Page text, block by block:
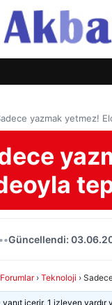
yazmak yetmez!
••Güncellendi:
Forumlar › Teknoloji ›
içerir, 1 izleyen vardır